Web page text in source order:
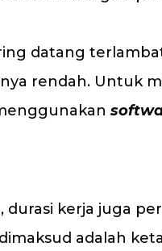
datang
rendah. Untuk
durasi kerja juga
adalah